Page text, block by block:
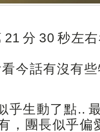
分 30 秒左
今話有沒有
乎生動了點..
，團長似乎偏